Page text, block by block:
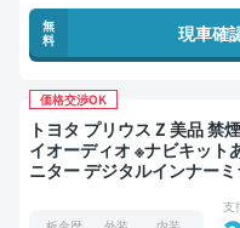
無
料
現車確
価格交渉OK
トヨタ プリウス Z 美品 禁煙車 整備記録簿あり ディスプレ
イオーディオ ※ナビキット
ニター デジタルインナー
ライブレコーダー 衝突軽減
支